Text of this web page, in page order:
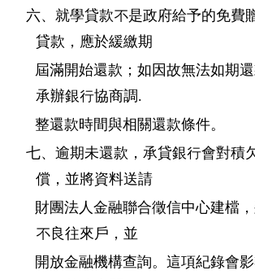
六、就學貸款不是政府給予的免費
貸款，應於緩繳期
屆滿開始還款；如 因故無法如期
承辦銀行協商調.
整還款時間與相關還款條件。
七、逾期未還款，承貸銀行會對積
償，並將資料送請
財團法人金融聯合徵信中心建檔，
不良往來戶，並
開放金融機構查詢。這項紀錄會影